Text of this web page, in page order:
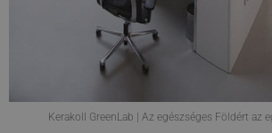
Kerakoll GreenLab | Az egészséges Földért az